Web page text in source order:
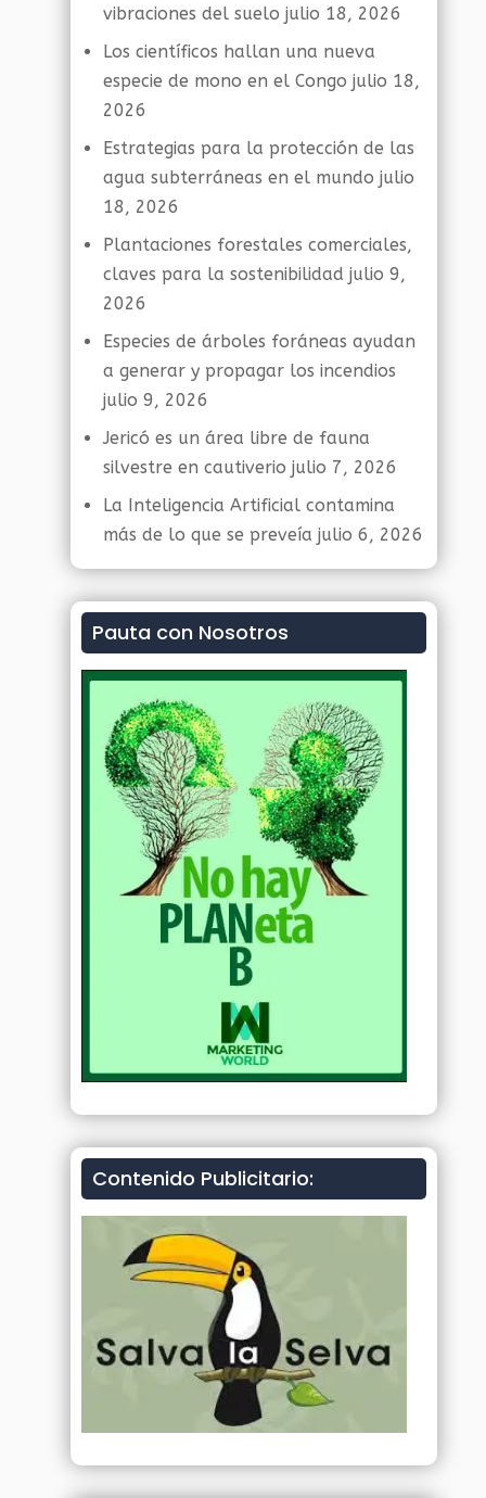
vibraciones del suelo julio 18, 2026
Los científicos hallan una nueva
especie de mono en el Congo julio 18,
2026
Estrategias para la protección de las
agua subterráneas en el mundo julio
18, 2026
Plantaciones forestales comerciales,
claves para la sostenibilidad julio 9,
2026
Especies de árboles foráneas ayudan
a generar y propagar los incendios
julio 9, 2026
Jericó es un área libre de fauna
silvestre en cautiverio julio 7, 2026
La Inteligencia Artificial contamina
más de lo que se preveía julio 6, 2026
Pauta con Nosotros
Contenido Publicitario: